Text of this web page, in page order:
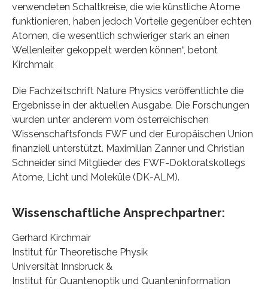
verwendeten Schaltkreise, die wie künstliche Atome
funktionieren, haben jedoch Vorteile gegenüber echten
Atomen, die wesentlich schwieriger stark an einen
Wellenleiter gekoppelt werden können“, betont
Kirchmair.
Die Fachzeitschrift Nature Physics veröffentlichte die
Ergebnisse in der aktuellen Ausgabe. Die Forschungen
wurden unter anderem vom österreichischen
Wissenschaftsfonds FWF und der Europäischen Union
finanziell unterstützt. Maximilian Zanner und Christian
Schneider sind Mitglieder des FWF-Doktoratskollegs
Atome, Licht und Moleküle (DK-ALM).
Wissenschaftliche Ansprechpartner:
Gerhard Kirchmair
Institut für Theoretische Physik
Universität Innsbruck &
Institut für Quantenoptik und Quanteninformation